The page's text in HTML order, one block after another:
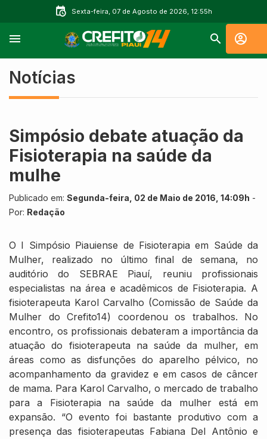
Sexta-feira, 07 de Agosto de 2026, 12:55h
Notícias
Simpósio debate atuação da
Fisioterapia na saúde da
mulhe
Publicado em: Segunda-feira, 02 de Maio de 2016, 14:09h -
Por: Redação
O I Simpósio Piauiense de Fisioterapia em Saúde da
Mulher, realizado no último final de semana, no
auditório do SEBRAE Piauí, reuniu profissionais
especialistas na área e acadêmicos de Fisioterapia. A
fisioterapeuta Karol Carvalho (Comissão de Saúde da
Mulher do Crefito14) coordenou os trabalhos. No
encontro, os profissionais debateram a importância da
atuação do fisioterapeuta na saúde da mulher, em
áreas como as disfunções do aparelho pélvico, no
acompanhamento da gravidez e em casos de câncer
de mama. Para Karol Carvalho, o mercado de trabalho
para a Fisioterapia na saúde da mulher está em
expansão. “O evento foi bastante produtivo com a
presença das fisioterapeutas Fabiana Del Antônio e